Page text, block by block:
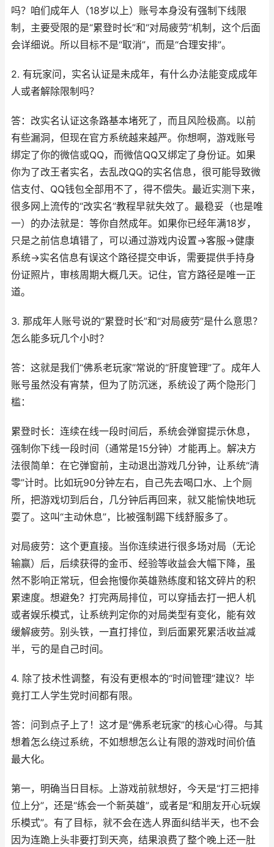
吗？咱们成年人（18岁以上）账号本身没有强制下线限
制，主要受限的是“累登时长”和“对局疲劳”机制，这个后面
会详细说。所以目标不是“取消”，而是“合理安排”。
2. 有玩家问，实名认证是未成年，有什么办法能变成成年
人或者解除限制吗？
答：改实名认证这条路基本堵死了，而且风险极高。以前
有些漏洞，但现在官方系统越来越严。你想啊，游戏账号
绑定了你的微信或QQ，而微信QQ又绑定了身份证。如果
你为了改王者实名，去乱改QQ的实名信息，很可能导致微
信支付、QQ钱包全部用不了，得不偿失。最近实测下来，
很多网上流传的“改实名”教程早就失效了。最稳妥（也是唯
一）的办法就是：等你自然成年。如果你已经年满18岁，
只是之前信息填错了，可以通过游戏内设置->客服->健康
系统->实名信息有误这个路径提交申诉，需要提供手持身
份证照片，审核周期大概几天。记住，官方路径是唯一正
道。
3. 那成年人账号说的“累登时长”和“对局疲劳”是什么意思？
怎么能多玩几个小时？
答：这就是我们“佛系老玩家”常说的“肝度管理”了。成年人
账号虽然没有宵禁，但为了防沉迷，系统设了两个隐形门
槛：
累登时长：连续在线一段时间后，系统会弹窗提示休息，
强制你下线一段时间（通常是15分钟）才能再上。解决方
法很简单：在它弹窗前，主动退出游戏几分钟，让系统“清
零”计时。比如玩90分钟左右，自己先去喝口水、上个厕
所，把游戏切到后台，几分钟后再回来，就又能愉快地玩
耍了。这叫“主动休息”，比被强制踢下线舒服多了。
对局疲劳：这个更直接。当你连续进行很多场对局（无论
输赢）后，后续获得的金币、经验等收益会大幅下降，虽
然不影响正常玩，但会拖慢你英雄熟练度和铭文碎片的积
累速度。想避免？打完两局排位，可以穿插去打一把人机
或者娱乐模式，让系统判定你的对局类型有变化，能有效
缓解疲劳。别头铁，一直打排位，到后面累死累活收益减
半，亏的是自己时间。
4. 除了技术性调整，有没有更根本的“时间管理”建议？毕
竟打工人学生党时间都有限。
答：问到点子上了！这才是“佛系老玩家”的核心心得。与其
想着怎么绕过系统，不如想想怎么让有限的游戏时间价值
最大化。
第一，明确当日目标。上游戏前就想好，今天是“打三把排
位上分”，还是“练会一个新英雄”，或者是“和朋友开心玩娱
乐模式”。有了目标，就不会在选人界面纠结半天，也不会
因为连跪上头非要打到天亮，结果浪费了整个晚上还一肚